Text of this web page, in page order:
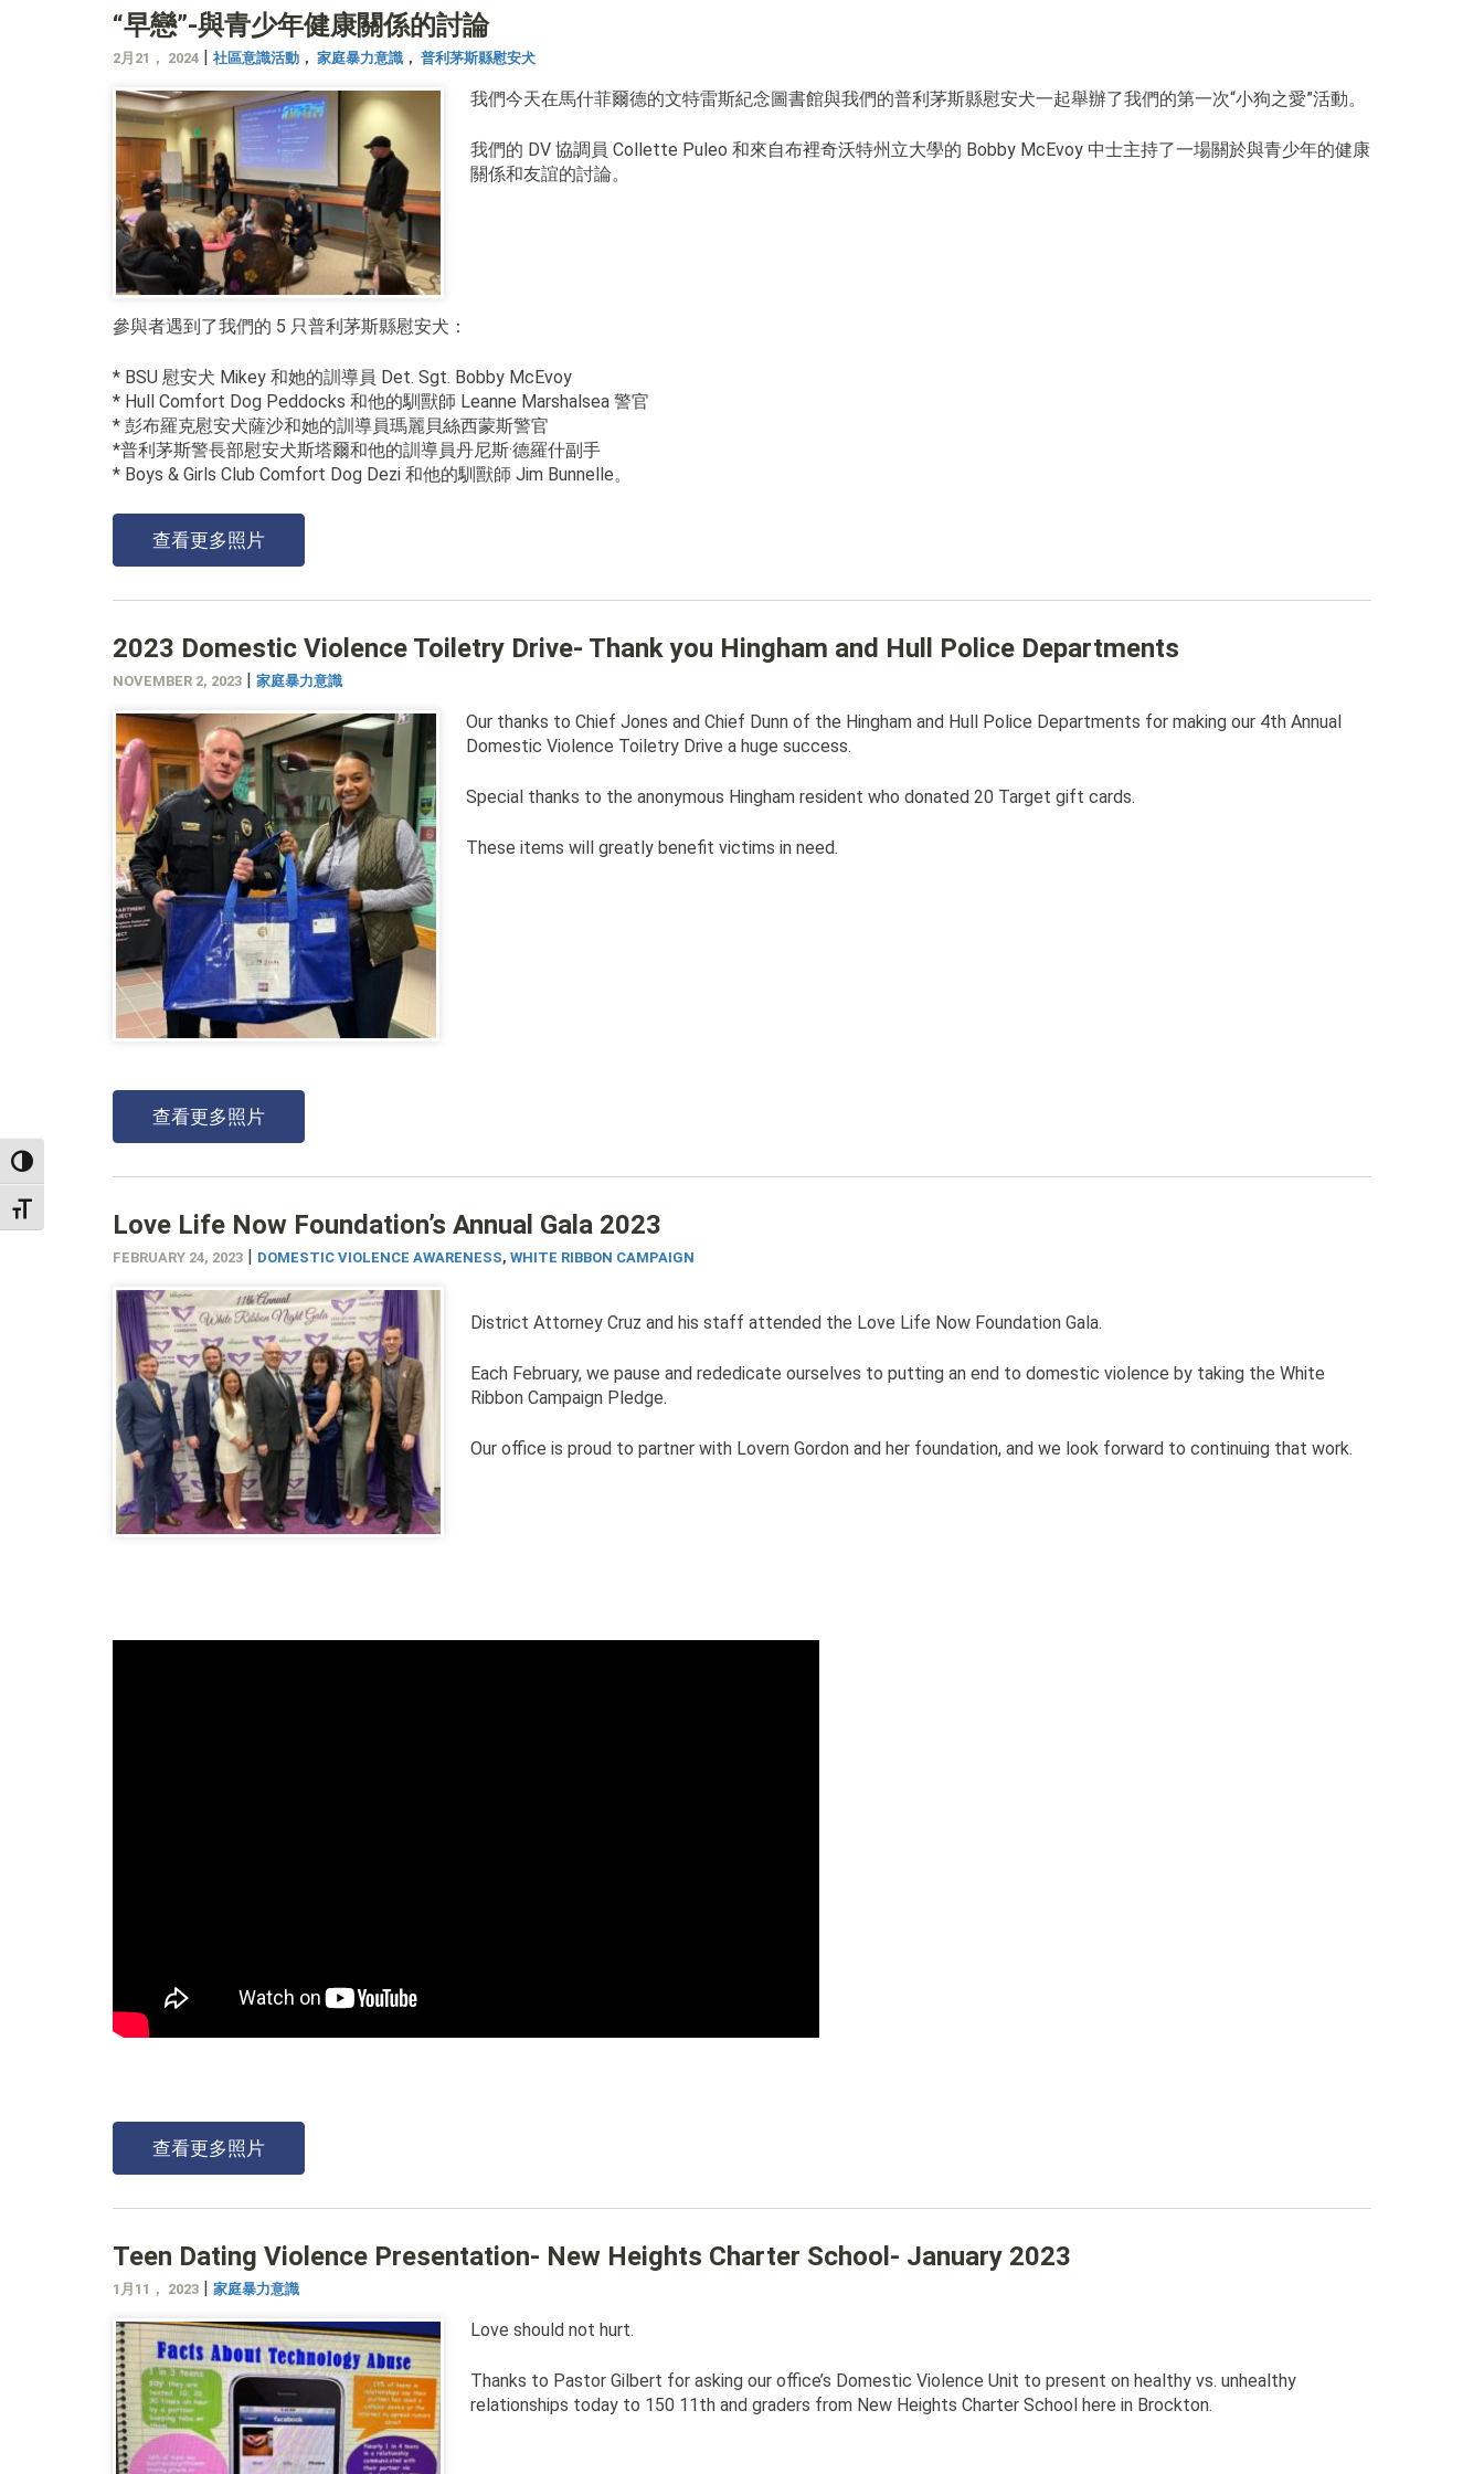
TOGGLE HIGH CONTRAST
TOGGLE FONT SIZE
“早戀”-與青少年健康關係的討論
2月21， 2024 | 社區意識活動 ， 家庭暴力意識 ， 普利茅斯縣慰安犬
我們今天在馬什菲爾德的文特雷斯紀念圖書館與我們的普利茅斯縣慰安犬一起舉辦了我們的第一次“小狗之愛”活動。
我們的 DV 協調員 Collette Puleo 和來自布裡奇沃特州立大學的 Bobby McEvoy 中士主持了一場關於與青少年的健康
關係和友誼的討論。
參與者遇到了我們的 5 只普利茅斯縣慰安犬：
* BSU 慰安犬 Mikey 和她的訓導員 Det. Sgt. Bobby McEvoy
* Hull Comfort Dog Peddocks 和他的馴獸師 Leanne Marshalsea 警官
* 彭布羅克慰安犬薩沙和她的訓導員瑪麗貝絲西蒙斯警官
*普利茅斯警長部慰安犬斯塔爾和他的訓導員丹尼斯·德羅什副手
* Boys & Girls Club Comfort Dog Dezi 和他的馴獸師 Jim Bunnelle。
查看更多照片
2023 Domestic Violence Toiletry Drive- Thank you Hingham and Hull Police Departments
NOVEMBER 2, 2023 | 家庭暴力意識
Our thanks to Chief Jones and Chief Dunn of the Hingham and Hull Police Departments for making our 4th Annual
Domestic Violence Toiletry Drive a huge success.
Special thanks to the anonymous Hingham resident who donated 20 Target gift cards.
These items will greatly benefit victims in need.
查看更多照片
Love Life Now Foundation’s Annual Gala 2023
FEBRUARY 24, 2023 | DOMESTIC VIOLENCE AWARENESS, WHITE RIBBON CAMPAIGN
District Attorney Cruz and his staff attended the Love Life Now Foundation Gala.
Each February, we pause and rededicate ourselves to putting an end to domestic violence by taking the White
Ribbon Campaign Pledge.
Our office is proud to partner with Lovern Gordon and her foundation, and we look forward to continuing that work.
查看更多照片
Teen Dating Violence Presentation- New Heights Charter School- January 2023
1月11， 2023 | 家庭暴力意識
Love should not hurt.
Thanks to Pastor Gilbert for asking our office’s Domestic Violence Unit to present on healthy vs. unhealthy
relationships today to 150 11th and graders from New Heights Charter School here in Brockton.